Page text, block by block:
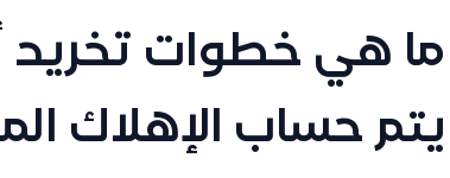
ما هي خطوات تخريد
يتم حساب الإهلاك